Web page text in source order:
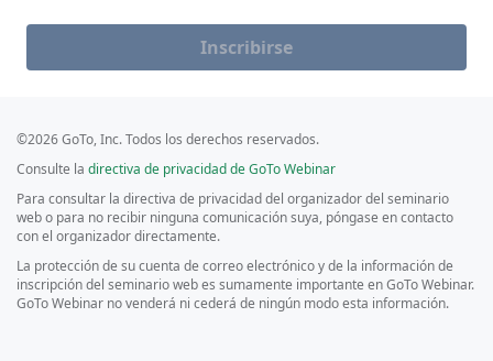
Inscribirse
©2026 GoTo, Inc. Todos los derechos reservados.
Consulte la directiva de privacidad de GoTo Webinar
Para consultar la directiva de privacidad del organizador del seminario
web o para no recibir ninguna comunicación suya, póngase en contacto
con el organizador directamente.
La protección de su cuenta de correo electrónico y de la información de
inscripción del seminario web es sumamente importante en GoTo Webinar.
GoTo Webinar no venderá ni cederá de ningún modo esta información.